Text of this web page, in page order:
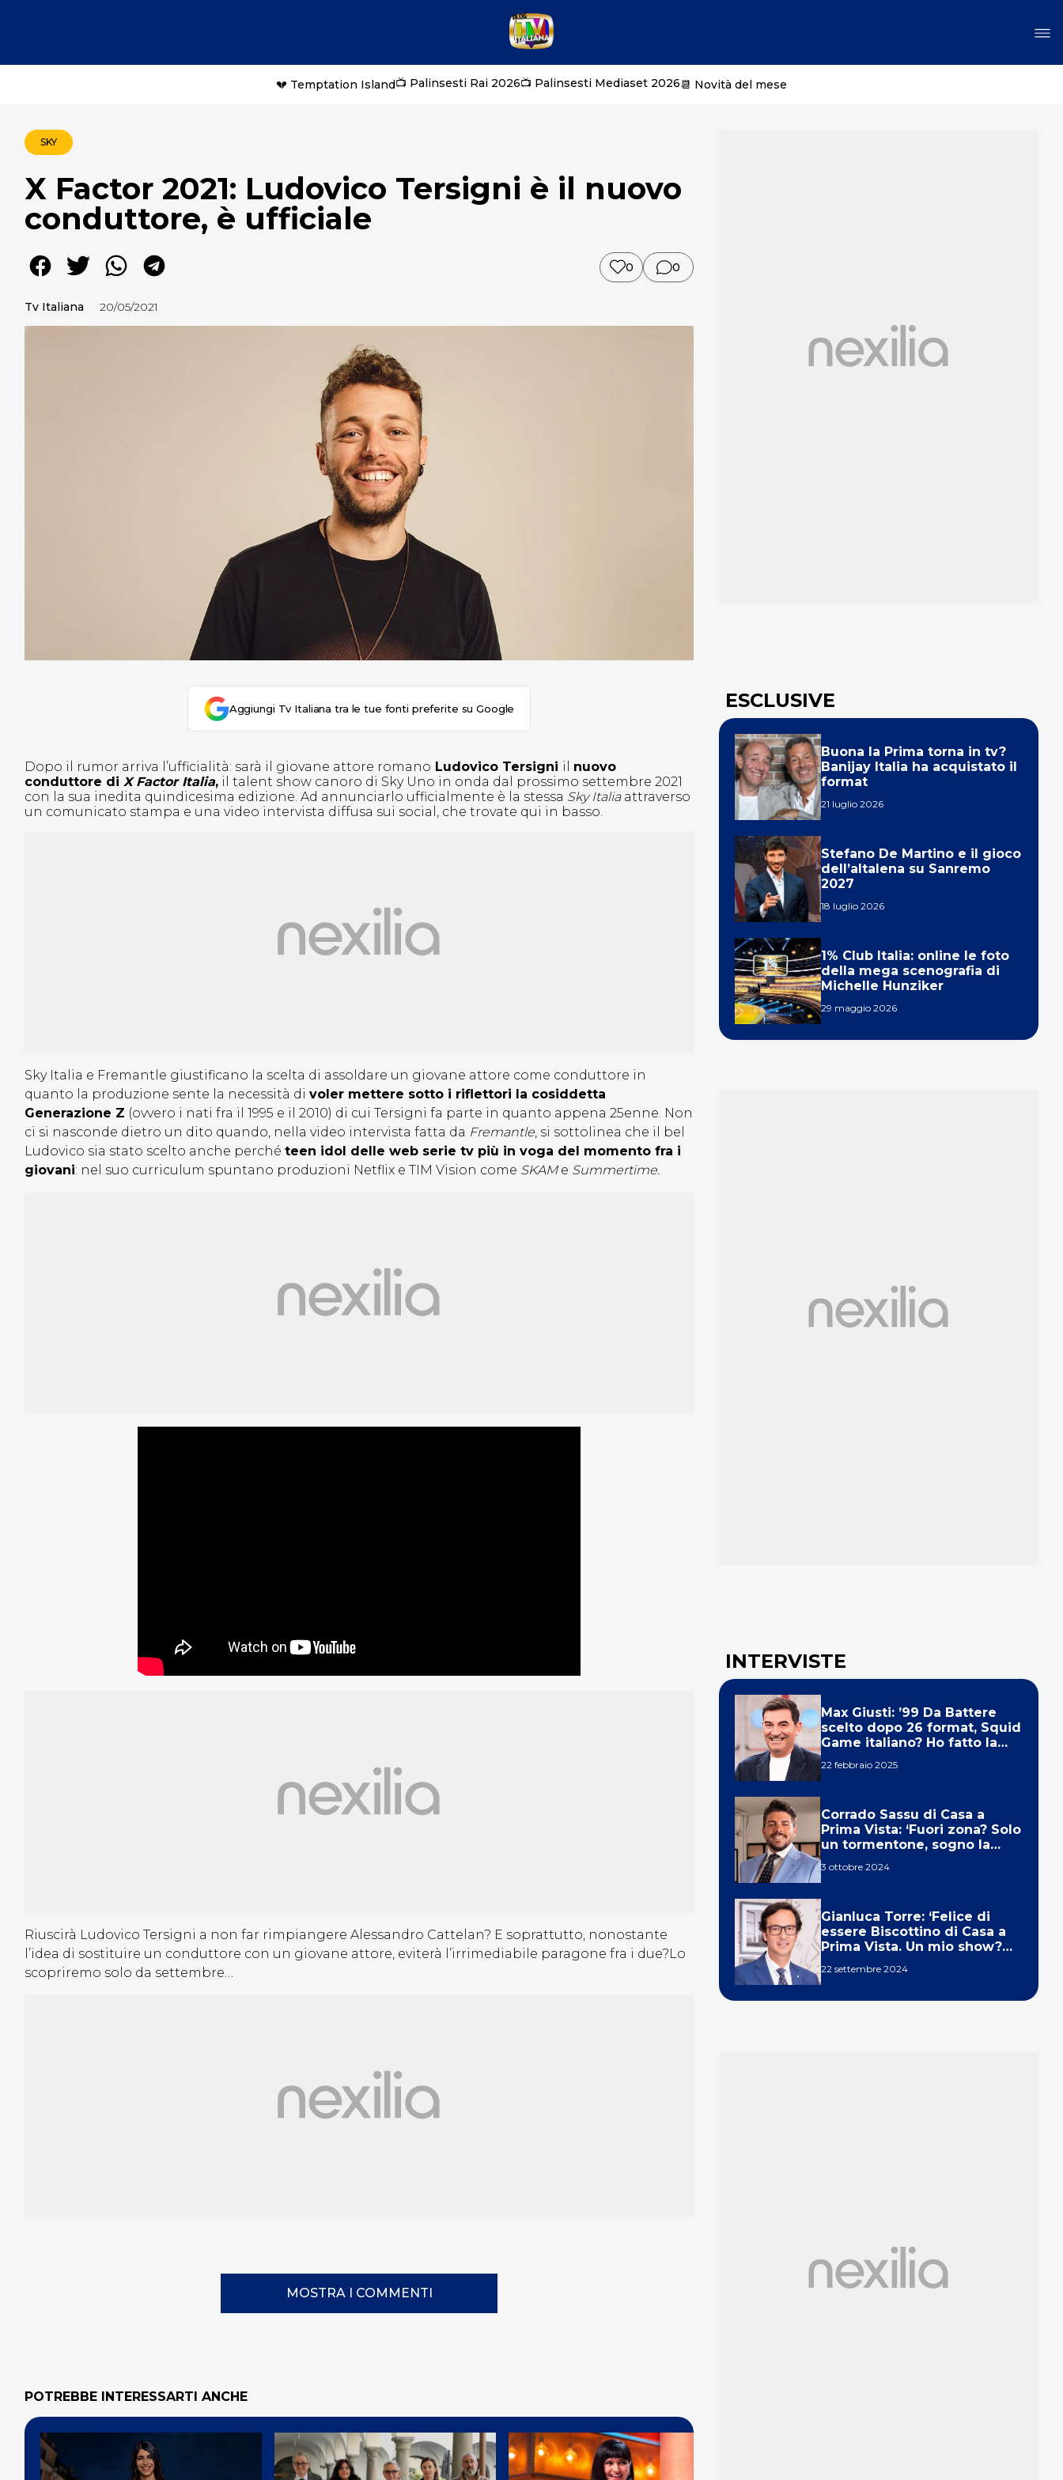
💔 Temptation Island📺 Palinsesti Rai 2026📺 Palinsesti Mediaset 2026📆 Novità del mese
SKY
X Factor 2021: Ludovico Tersigni è il nuovo
conduttore, è ufficiale
0 0
Tv Italiana 20/05/2021
Aggiungi Tv Italiana tra le tue fonti preferite su Google
Dopo il rumor arriva l’ufficialità: sarà il giovane attore romano Ludovico Tersigni il nuovo
conduttore di X Factor Italia, il talent show canoro di Sky Uno in onda dal prossimo settembre 2021
con la sua inedita quindicesima edizione. Ad annunciarlo ufficialmente è la stessa Sky Italiaattraverso
un comunicato stampa e una video intervista diffusa sui social, che trovate qui in basso.
Sky Italia e Fremantle giustificano la scelta di assoldare un giovane attore come conduttore in
quanto la produzione sente la necessità di voler mettere sotto i riflettori la cosiddetta
Generazione Z (ovvero i nati fra il 1995 e il 2010) di cui Tersigni fa parte in quanto appena 25enne. Non
ci si nasconde dietro un dito quando, nella video intervista fatta da Fremantle, si sottolinea che il bel
Ludovico sia stato scelto anche perché teen idol delle web serie tv più in voga del momento fra i
giovani: nel suo curriculum spuntano produzioni Netflix e TIM Vision come SKAMe Summertime.
Riuscirà Ludovico Tersigni a non far rimpiangere Alessandro Cattelan? E soprattutto, nonostante
l’idea di sostituire un conduttore con un giovane attore, eviterà l’irrimediabile paragone fra i due?Lo
scopriremo solo da settembre…
MOSTRA I COMMENTI
POTREBBE INTERESSARTI ANCHE
ESCLUSIVE
Buona la Prima torna in tv?
Banijay Italia ha acquistato il
format
21 luglio 2026
Stefano De Martino e il gioco
dell’altalena su Sanremo
2027
18 luglio 2026
1% Club Italia: online le foto
della mega scenografia di
Michelle Hunziker
29 maggio 2026
INTERVISTE
Max Giusti: ’99 Da Battere
scelto dopo 26 format, Squid
Game italiano? Ho fatto la
22 febbraio 2025
Corrado Sassu di Casa a
Prima Vista: ‘Fuori zona? Solo
un tormentone, sogno la
3 ottobre 2024
Gianluca Torre: ‘Felice di
essere Biscottino di Casa a
Prima Vista. Un mio show?
22 settembre 2024